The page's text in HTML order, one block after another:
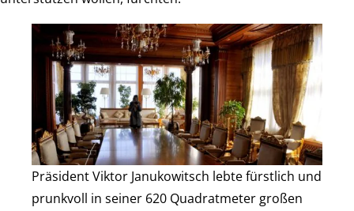
Präsident Viktor Janukowitsch lebte fürstlich und
prunkvoll in seiner 620 Quadratmeter großen